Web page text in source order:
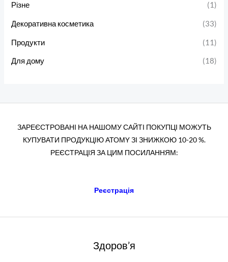
Різне (1)
Декоративна косметика (33)
Продукти (11)
Для дому (18)
ЗАРЕЄСТРОВАНІ НА НАШОМУ САЙТІ ПОКУПЦІ МОЖУТЬ
КУПУВАТИ ПРОДУКЦІЮ АТОМY ЗІ ЗНИЖКОЮ 10-20 %.
РЕЄСТРАЦІЯ ЗА ЦИМ ПОСИЛАННЯМ:
Реєстрація
Здоров’я